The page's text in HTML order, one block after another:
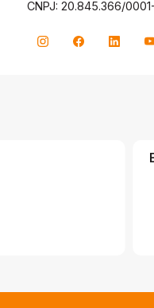
CNPJ: 20.845.366/